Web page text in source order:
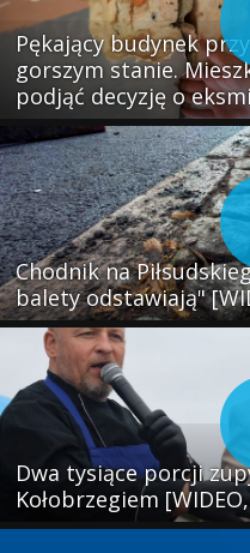
Pękający budynek
gorszym stanie.
podjąć decyzję o
Chodnik na
balety odstawiają"
Dwa tysiące porcji
Kołobrzegiem [WIDEO,